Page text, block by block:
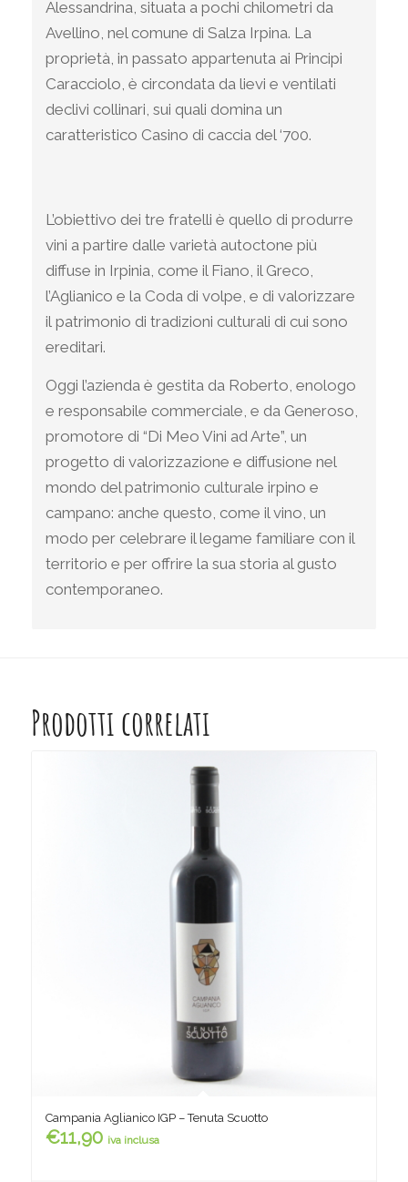
Alessandrina, situata a pochi chilometri da
Avellino, nel comune di Salza Irpina. La
proprietà, in passato appartenuta ai Principi
Caracciolo, è circondata da lievi e ventilati
declivi collinari, sui quali domina un
caratteristico Casino di caccia del ‘700.
L’obiettivo dei tre fratelli è quello di produrre
vini a partire dalle varietà autoctone più
diffuse in Irpinia, come il Fiano, il Greco,
l’Aglianico e la Coda di volpe, e di valorizzare
il patrimonio di tradizioni culturali di cui sono
ereditari.
Oggi l’azienda è gestita da Roberto, enologo
e responsabile commerciale, e da Generoso,
promotore di “Di Meo Vini ad Arte”, un
progetto di valorizzazione e diffusione nel
mondo del patrimonio culturale irpino e
campano: anche questo, come il vino, un
modo per celebrare il legame familiare con il
territorio e per offrire la sua storia al gusto
contemporaneo.
Prodotti correlati
Campania Aglianico IGP – Tenuta Scuotto
€11,90 iva inclusa